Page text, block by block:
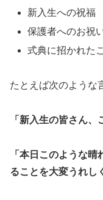
新入生への祝福
保護者へのお祝
式典に招かれた
たとえば次のような
「新入生の皆さん、
「本日このような
ることを大変うれし